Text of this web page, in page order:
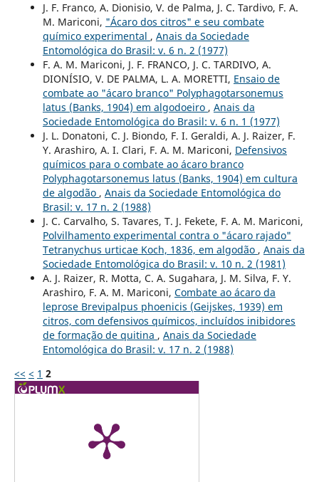
J. F. Franco, A. Dionisio, V. de Palma, J. C. Tardivo, F. A.
M. Mariconi, "Ácaro dos citros" e seu combate
químico experimental , Anais da Sociedade
Entomológica do Brasil: v. 6 n. 2 (1977)
F. A. M. Mariconi, J. F. FRANCO, J. C. TARDIVO, A.
DIONÍSIO, V. DE PALMA, L. A. MORETTI, Ensaio de
combate ao "ácaro branco" Polyphagotarsonemus
latus (Banks, 1904) em algodoeiro , Anais da
Sociedade Entomológica do Brasil: v. 6 n. 1 (1977)
J. L. Donatoni, C. J. Biondo, F. I. Geraldi, A. J. Raizer, F.
Y. Arashiro, A. I. Clari, F. A. M. Mariconi, Defensivos
químicos para o combate ao ácaro branco
Polyphagotarsonemus latus (Banks, 1904) em cultura
de algodão , Anais da Sociedade Entomológica do
Brasil: v. 17 n. 2 (1988)
J. C. Carvalho, S. Tavares, T. J. Fekete, F. A. M. Mariconi,
Polvilhamento experimental contra o "ácaro rajado"
Tetranychus urticae Koch, 1836, em algodão , Anais da
Sociedade Entomológica do Brasil: v. 10 n. 2 (1981)
A. J. Raizer, R. Motta, C. A. Sugahara, J. M. Silva, F. Y.
Arashiro, F. A. M. Mariconi, Combate ao ácaro da
leprose Brevipalpus phoenicis (Geijskes, 1939) em
citros, com defensivos químicos, incluídos inibidores
de formação de quitina , Anais da Sociedade
Entomológica do Brasil: v. 17 n. 2 (1988)
<< < 1 2